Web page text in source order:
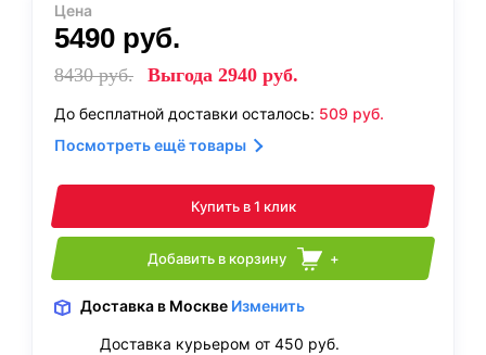
Цена
5490 руб.
8430руб. Выгода 2940 руб.
До бесплатной доставки осталось: 509 руб.
Посмотреть ещё товары
Купить в 1 клик
Добавить в корзину +
Доставка в Москве Изменить
Доставка курьером от 450 руб.